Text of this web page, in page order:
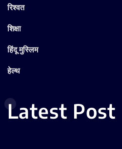
रिश्वत
शिक्षा
हिंदू मुस्लिम
हेल्थ
Latest Post